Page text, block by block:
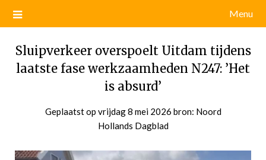
Menu
Sluipverkeer overspoelt Uitdam tijdens
laatste fase werkzaamheden N247: ’Het
is absurd’
Geplaatst op vrijdag 8 mei 2026 door
bron: Noord
Hollands Dagblad